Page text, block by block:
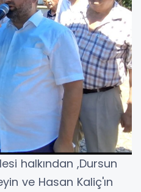
halkından ,Dursun
ve Hasan Kaliç'ın